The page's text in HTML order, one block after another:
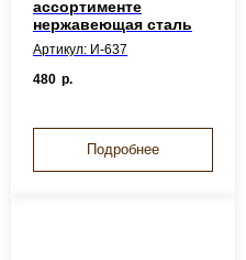
ассортименте
нержавеющая сталь
Артикул: И-637
480 р.
Подробнее